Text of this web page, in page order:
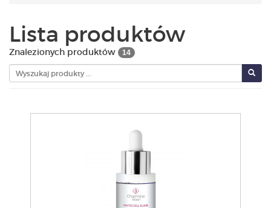
MĘŻCZYZNA
POLECAMY
KONTAKT
Lista produktów
Znalezionych produktów 14